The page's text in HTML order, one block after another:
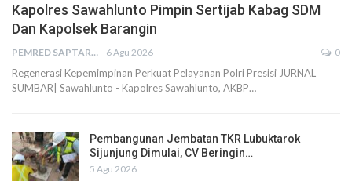
Kapolres Sawahlunto Pimpin Sertijab Kabag SDM
Dan Kapolsek Barangin
PEMRED SAPTARIUS 6 Agu 2026 0
Regenerasi Kepemimpinan Perkuat Pelayanan Polri Presisi JURNAL
SUMBAR| Sawahlunto - Kapolres Sawahlunto, AKBP…
Pembangunan Jembatan TKR Lubuktarok
Sijunjung Dimulai, CV Beringin…
5 Agu 2026